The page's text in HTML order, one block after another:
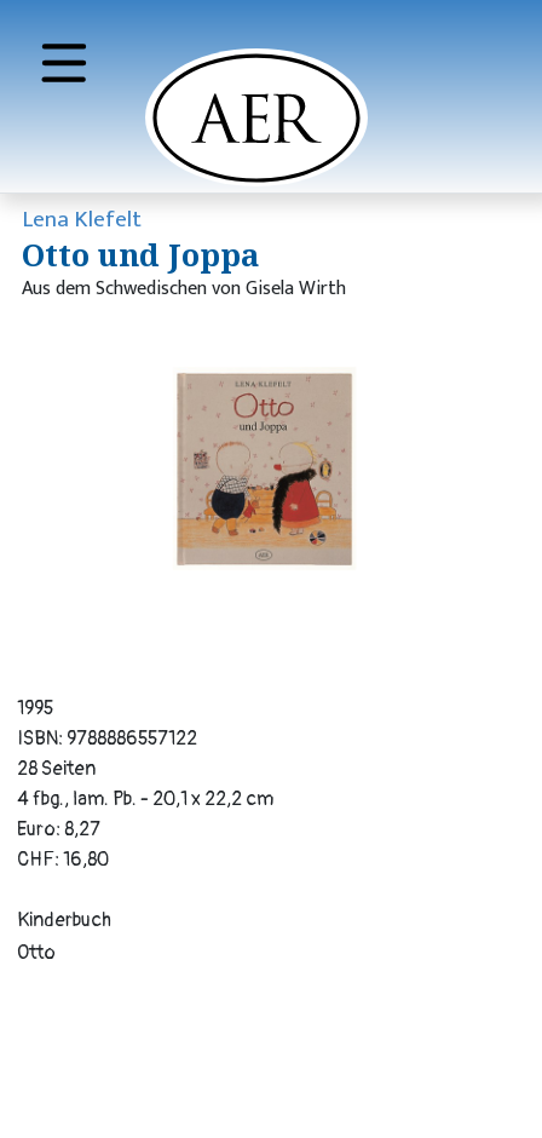
Lena Klefelt
Otto und Joppa
Aus dem Schwedischen von Gisela Wirth
1995
ISBN: 9788886557122
28 Seiten
4 fbg., lam. Pb. - 20,1 x 22,2 cm
Euro: 8,27
CHF: 16,80
Kinderbuch
Otto